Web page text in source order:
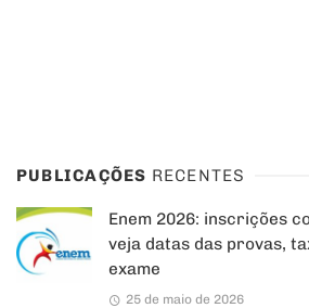
PUBLICAÇÕES RECENTES
Enem 2026: inscrições
veja datas das provas,
exame
25 de maio de 2026